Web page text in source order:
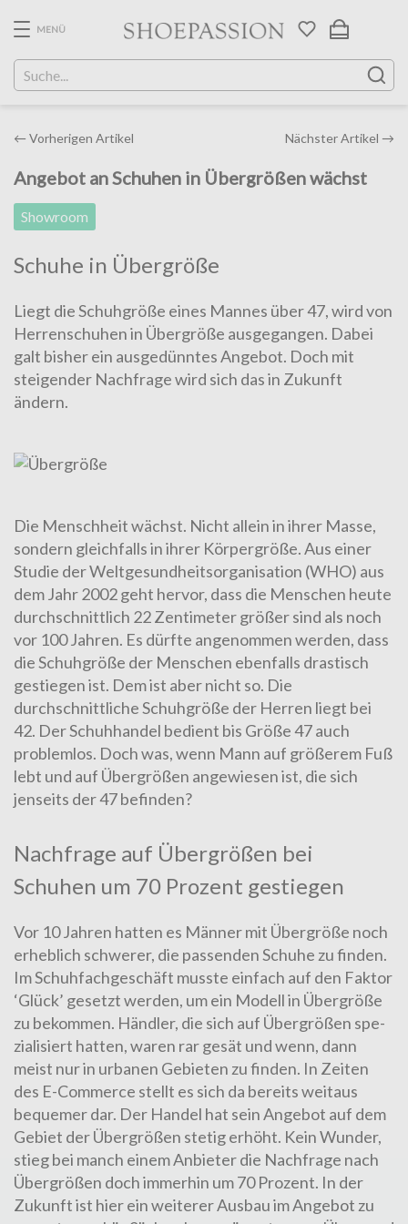
content
MENÜ
Post
← Vorherigen Artikel Nächster Artikel →
Angebot an Schuhen in Übergrößen wächst
Showroom
Schuhe in Übergröße
Liegt die Schuhgröße eines Mannes über 47, wird von
Her­ren­schuhen in Übergröße ausgegangen. Dabei
galt bisher ein aus­ge­dünn­tes Angebot. Doch mit
steigender Nachfrage wird sich das in Zukunft
ändern.
Die Menschheit wächst. Nicht allein in ihrer Masse,
sondern gleich­falls in ihrer Körpergröße. Aus einer
Studie der Welt­ge­sund­heits­or­ga­ni­sa­tion (WHO) aus
dem Jahr 2002 geht hervor, dass die Men­schen heute
durch­schnittlich 22 Zentimeter größer sind als noch
vor 100 Jahren. Es dürfte angenommen werden, dass
die Schuh­grö­ße der Men­schen ebenfalls drastisch
gestiegen ist. Dem ist aber nicht so. Die
durchschnittlicheSchuhgröße der Herren liegt bei
42. Der Schuh­han­del bedient bis Größe 47 auch
problemlos. Doch was, wenn Mann auf größerem Fuß
lebt und auf Übergrößen angewiesen ist, die sich
jenseits der 47 be­fin­den?
Nachfrage auf Übergrößen bei
Schuhen um 70 Prozent gestiegen
Vor 10 Jahren hatten es Männer mit Übergröße noch
erheblich schwe­rer, die passenden Schuhe zu finden.
Im Schuh­fach­ge­schäft mus­ste einfach auf den Faktor
‘Glück’ gesetzt werden, um ein Modell in Übergröße
zu bekommen. Händler, die sich auf Übergrößen spe­
zia­li­siert hatten, waren rar gesät und wenn, dann
meist nur in urbanen Gebieten zu finden. In Zeiten
des E-Com­merce stellt es sich da bereits weitaus
bequemer dar. Der Han­del hat sein Angebot auf dem
Gebiet der Über­grö­ßen stetig er­höht. Kein Wunder,
stieg bei manch einem An­bie­ter die Nachfrage nach
Übergrößen doch immerhin um 70 Pro­zent. In der
Zukunft ist hier ein weiterer Ausbau im Angebot zu